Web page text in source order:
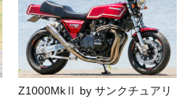
Z1000MkⅡ by サンクチュアリ